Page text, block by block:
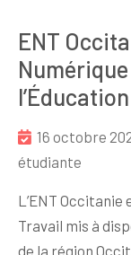
ENT
16 octobre
étudiante
L’ENT Occitanie
Travail mis à
de la région